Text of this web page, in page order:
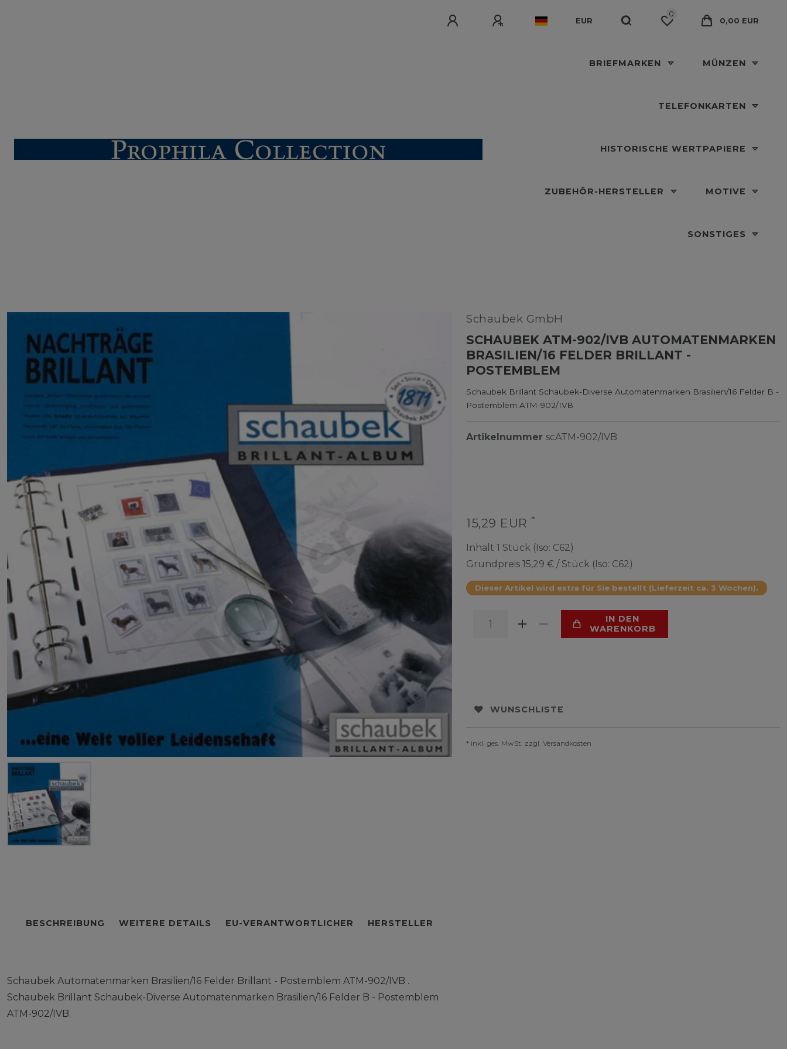
EUR
0
0,00 EUR
BRIEFMARKEN MÜNZEN
TELEFONKARTEN
HISTORISCHE WERTPAPIERE
ZUBEHÖR-HERSTELLER MOTIVE
SONSTIGES
Schaubek GmbH
SCHAUBEK ATM-902/IVB AUTOMATENMARKEN
BRASILIEN/16 FELDER BRILLANT -
POSTEMBLEM
Schaubek Brillant Schaubek-Diverse Automatenmarken Brasilien/16 Felder B -
Postemblem ATM-902/IVB
Artikelnummer scATM-902/IVB
15,29 EUR *
Inhalt 1 Stück (Iso: C62)
Grundpreis 15,29 € / Stück (Iso: C62)
Dieser Artikel wird extra für Sie bestellt (Lieferzeit ca. 3 Wochen).
IN DEN
WARENKORB
WUNSCHLISTE
* inkl. ges. MwSt. zzgl. Versandkosten
BESCHREIBUNG WEITERE DETAILS EU-VERANTWORTLICHER HERSTELLER
Schaubek Automatenmarken Brasilien/16 Felder Brillant - Postemblem ATM-902/IVB .
Schaubek Brillant Schaubek-Diverse Automatenmarken Brasilien/16 Felder B - Postemblem
ATM-902/IVB.